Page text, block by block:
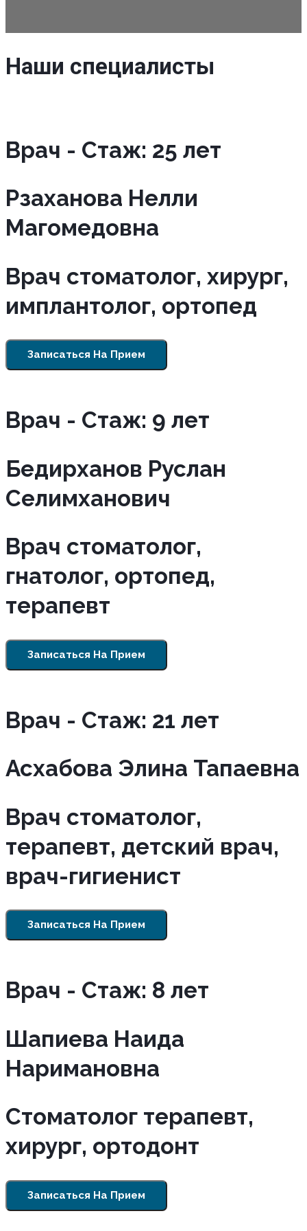
Наши специалисты
Врач - Cтаж: 25 лет
Рзаханова Нелли
Магомедовна
Врач стоматолог, хирург,
имплантолог, ортопед
Записаться На Прием
Врач - Cтаж: 9 лет
Бедирханов Руслан
Селимханович
Врач стоматолог,
гнатолог, ортопед,
терапевт
Записаться На Прием
Врач - Cтаж: 21 лет
Асхабова Элина Тапаевна
Врач стоматолог,
терапевт, детский врач,
врач-гигиенист
Записаться На Прием
Врач - Cтаж: 8 лет
Шапиева Наида
Наримановна
Стоматолог терапевт,
хирург, ортодонт
Записаться На Прием